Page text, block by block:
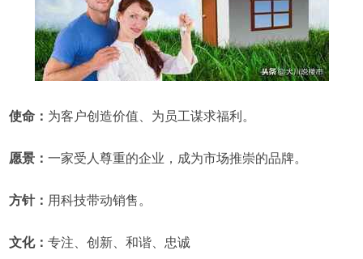
使命： 为客户创造价值、为员工谋求福利。
愿景：一家受人尊重的企业，成为市场推崇的品牌。
方针： 用科技带动销售。
文化：专注、创新、和谐、忠诚